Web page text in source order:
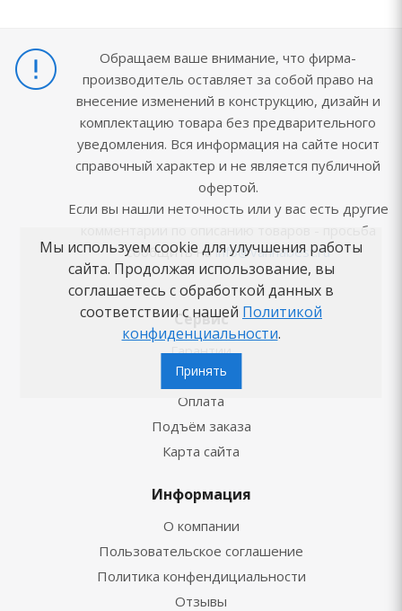
Обращаем ваше внимание, что фирма-
производитель оставляет за собой право на
внесение изменений в конструкцию, дизайн и
комплектацию товара без предварительного
уведомления. Вся информация на сайте носит
справочный характер и не является публичной
офертой.
Если вы нашли неточность или у вас есть другие
комментарии по описанию товаров - просьба
сообщить наinfo@vannabest.ru
Сервис
Гарантии
Доставка
Оплата
Подъём заказа
Карта сайта
Информация
О компании
Пользовательское соглашение
Политика конфендициальности
Отзывы
Мы используем cookie для улучшения работы
сайта. Продолжая использование, вы
соглашаетесь с обработкой данных в
соответствии с нашей Политикой
конфиденциальности.
Принять